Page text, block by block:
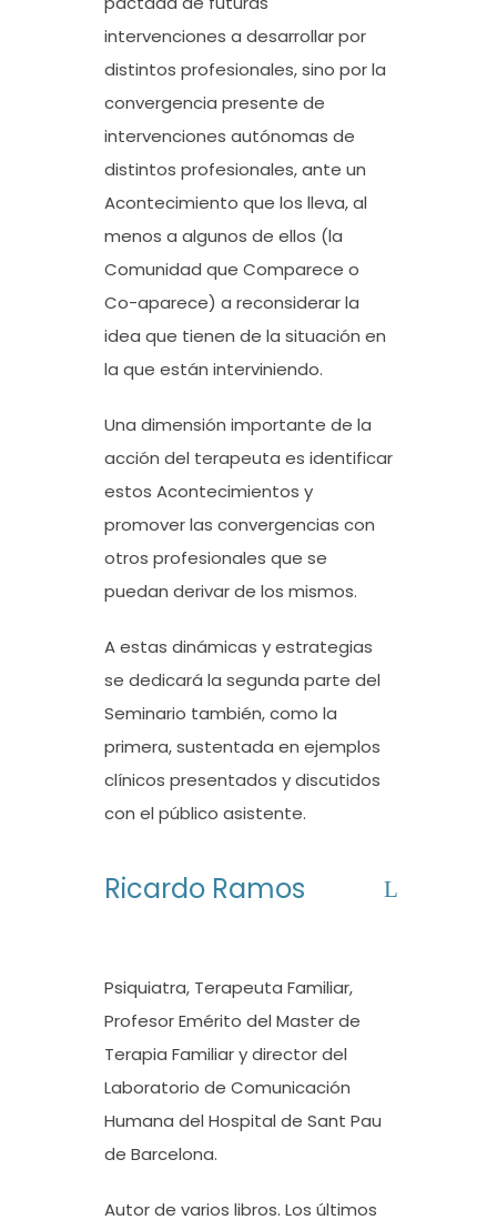
intervenciones a desarrollar por
distintos profesionales, sino por la
convergencia presente de
intervenciones autónomas de
distintos profesionales, ante un
Acontecimiento que los lleva, al
menos a algunos de ellos (la
Comunidad que Comparece o
Co-aparece) a reconsiderar la
idea que tienen de la situación en
la que están interviniendo.
Una dimensión importante de la
acción del terapeuta es identificar
estos Acontecimientos y
promover las convergencias con
otros profesionales que se
puedan derivar de los mismos.
A estas dinámicas y estrategias
se dedicará la segunda parte del
Seminario también, como la
primera, sustentada en ejemplos
clínicos presentados y discutidos
con el público asistente.
Ricardo Ramos
Psiquiatra, Terapeuta Familiar,
Profesor Emérito del Master de
Terapia Familiar y director del
Laboratorio de Comunicación
Humana del Hospital de Sant Pau
de Barcelona.
Autor de varios libros. Los últimos